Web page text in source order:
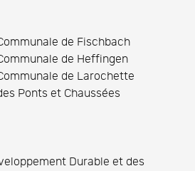
de Fischbach
de Heffingen
de Larochette
Ponts et Chaussées
Durable et des